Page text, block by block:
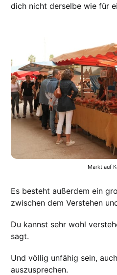
dich nicht derselbe wie für
Markt auf
Es besteht außerdem ein
zwischen dem Verstehen
Du kannst sehr wohl
sagt.
Und völlig unfähig sein,
auszusprechen.